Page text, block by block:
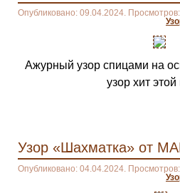
Опубликовано: 09.04.2024.
Ажурный узор спицами на
узор хит
Узор «Шахматка» от
Опубликовано: 04.04.2024.